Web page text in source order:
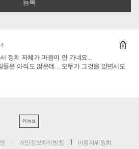
정치 자체가 마음이 안 가네요...
들은 아직도 많은데... 모두가 그것을 알면서도
PC버전
개인정보처리방침 이용자위원회